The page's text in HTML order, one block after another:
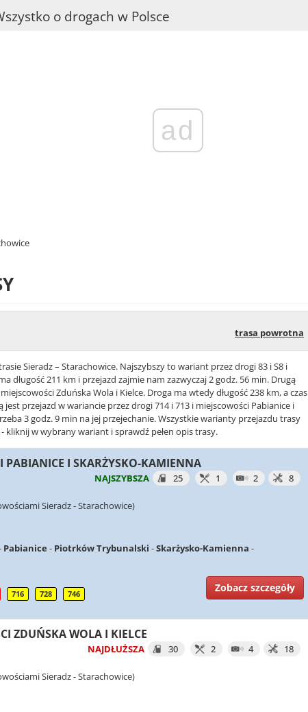
o drogach w Polsce
ad
trasa powrotna
Sieradz – Starachowice. Najszybszy to wariant przez drogi 83 i S8 i
długość 211 km i przejazd zajmie nam zazwyczaj 2 godz. 56 min. Drugą
Zduńska Wola i Kielce. Droga ma wtedy długość 238 km, a czas
przejazd w wariancie przez drogi 714 i 713 i miejscowości Pabianice i
3 godz. 9 min na jej przejechanie. Wszystkie warianty przejazdu trasy
kliknij w wybrany wariant i sprawdź pełen opis trasy.
PABIANICE I SKARŻYSKO-KAMIENNA
NAJSZYBSZA 25 1 2 8
Sieradz - Starachowice)
Pabianice - Piotrków Trybunalski -Skarżysko-Kamienna -
716 728 746
Zobacz szczegóły
ZDUŃSKA WOLA I KIELCE
NAJDŁUŻSZA 30 2 4 18
Sieradz - Starachowice)